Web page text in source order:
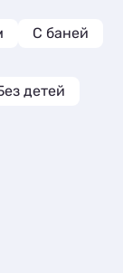
С баней
детей